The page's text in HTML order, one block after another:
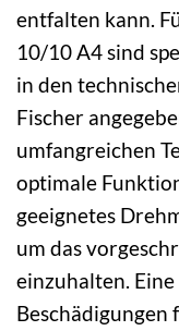
entfalten kann.
10/10 A4 sind
in den
Fischer
umfangreichen
optimale
geeignetes
um das
einzuhalten.
Beschädigungen